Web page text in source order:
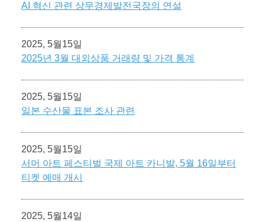
AI 혁신 관련 상무경제발전국장의 연설
2025, 5월15일
2025년 3월 대외상품 거래량 및 가격 통계
2025, 5월15일
일본 수산물 표본 조사 관련
2025, 5월15일
서머 아트 페스티벌 국제 아트 카니발, 5월 16일부터
티켓 예매 개시
2025, 5월14일